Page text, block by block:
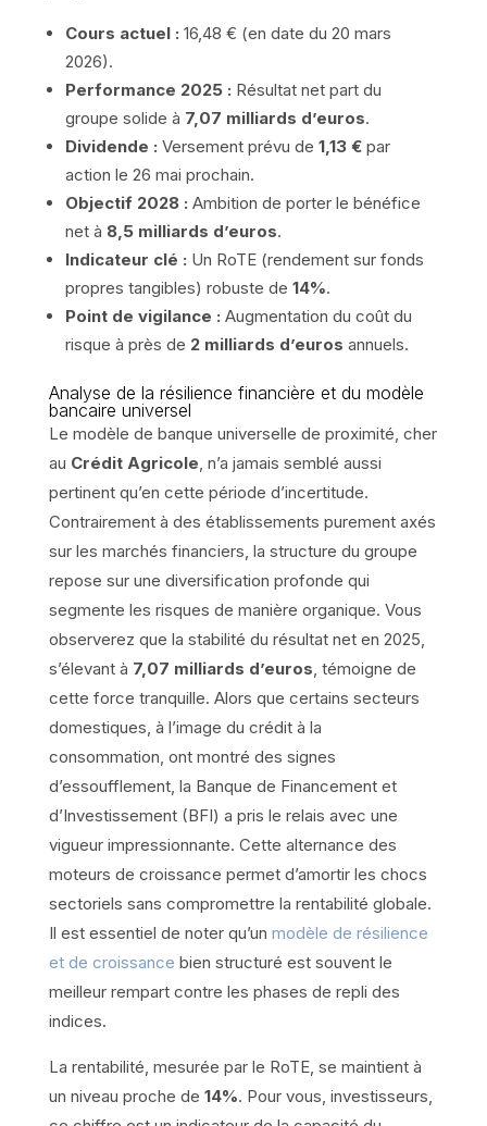
Cours actuel : 16,48 € (en date du 20 mars
2026).
Performance 2025 : Résultat net part du
groupe solide à 7,07 milliards d’euros.
Dividende : Versement prévu de 1,13 €par
action le 26 mai prochain.
Objectif 2028 : Ambition de porter le bénéfice
net à 8,5 milliards d’euros.
Indicateur clé : Un RoTE (rendement sur fonds
propres tangibles) robuste de 14%.
Point de vigilance : Augmentation du coût du
risque à près de 2 milliards d’euros annuels.
Analyse de la résilience financière et du modèle
bancaire universel
Le modèle de banque universelle de proximité, cher
au Crédit Agricole , n’a jamais semblé aussi
pertinent qu’en cette période d’incertitude.
Contrairement à des établissements purement axés
sur les marchés financiers, la structure du groupe
repose sur une diversification profonde qui
segmente les risques de manière organique. Vous
observerez que la stabilité du résultat net en 2025,
s’élevant à 7,07 milliards d’euros , témoigne de
cette force tranquille. Alors que certains secteurs
domestiques, à l’image du crédit à la
consommation, ont montré des signes
d’essoufflement, la Banque de Financement et
d’Investissement (BFI) a pris le relais avec une
vigueur impressionnante. Cette alternance des
moteurs de croissance permet d’amortir les chocs
sectoriels sans compromettre la rentabilité globale.
Il est essentiel de noter qu’un modèle de résilience
et de croissance bien structuré est souvent le
meilleur rempart contre les phases de repli des
indices.
La rentabilité, mesurée par le RoTE, se maintient à
un niveau proche de 14%. Pour vous, investisseurs,